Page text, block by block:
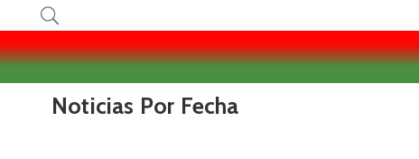
Noticias Por Fecha